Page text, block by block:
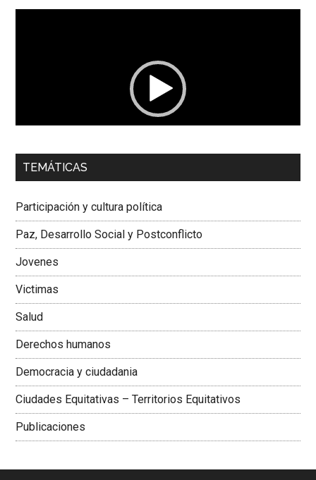
00:00 01:04
Dra. Carolina Corcho Mejía,Presidenta Corporación
Colombiana
TEMÁTICAS
Participación y cultura política
Paz, Desarrollo Social y Postconflicto
Jovenes
Victimas
Salud
Derechos humanos
Democracia y ciudadania
Ciudades Equitativas – Territorios Equitativos
Publicaciones